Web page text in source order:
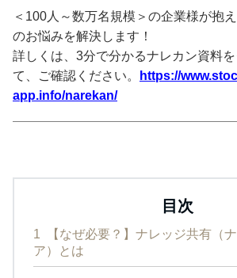
＜100人～数万名規模＞の企業様が抱
のお悩みを解決します！
詳しくは、3分で分かるナレカン資料
て、ご確認ください。
https://
app.info/narekan/
目次
1
【なぜ必要？】ナレッジ共有（
ア）とは